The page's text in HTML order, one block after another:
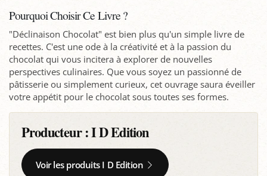
Pourquoi Choisir Ce Livre ?
"Déclinaison Chocolat" est bien plus qu'un simple livre de
recettes. C'est une ode à la créativité et à la passion du
chocolat qui vous incitera à explorer de nouvelles
perspectives culinaires. Que vous soyez un passionné de
pâtisserie ou simplement curieux, cet ouvrage saura éveiller
votre appétit pour le chocolat sous toutes ses formes.
Producteur :I D Edition
Voir les produits I D Edition